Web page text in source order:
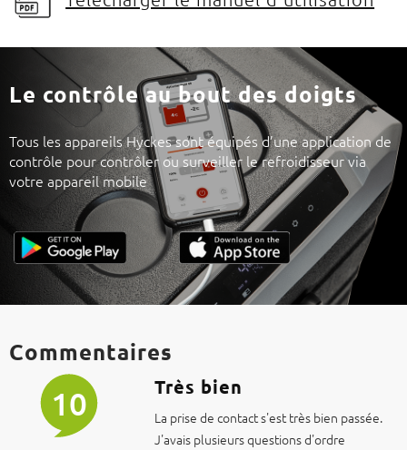
Le contrôle au bout des doigts
Tous les appareils Hyckes sont équipés d’une application de
contrôle pour contrôler ou surveiller le refroidisseur via
votre appareil mobile
Commentaires
10 Très bien
La prise de contact s'est très bien passée.
J'avais plusieurs questions d'ordre